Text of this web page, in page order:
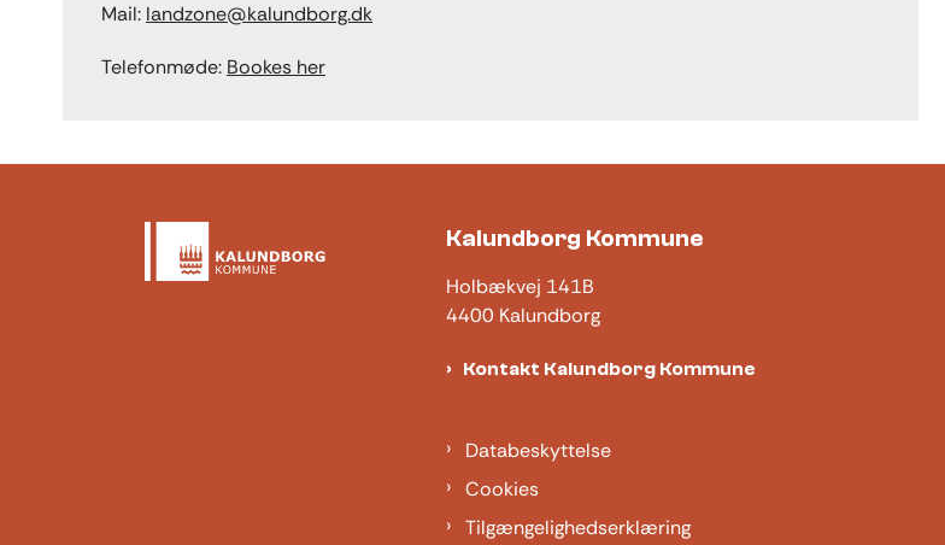
Mail: landzone@kalundborg.dk
Telefonmøde: Bookes her
Kalundborg Kommune
Holbækvej 141B
4400 Kalundborg
Kontakt Kalundborg Kommune
Databeskyttelse
Cookies
Tilgængelighedserklæring